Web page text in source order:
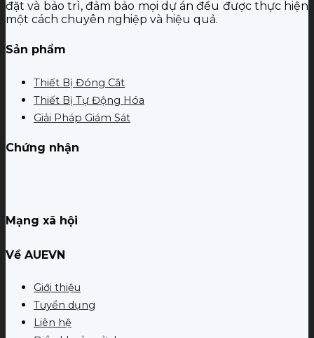
đặt và bảo trì, đảm bảo mọi dự án đều được thực hiện
một cách chuyên nghiệp và hiệu quả.
Sản phẩm
Thiết Bị Đóng Cắt
Thiết Bị Tự Động Hóa
Giải Pháp Giám Sát
Chứng nhận
Mạng xã hội
Về AUEVN
Giới thiệu
Tuyển dụng
Liên hệ